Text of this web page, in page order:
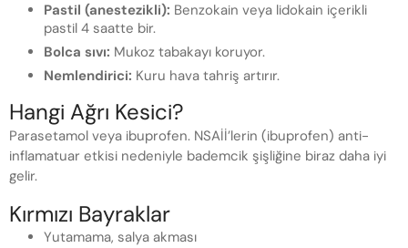
Pastil (anestezikli): Benzokain veya lidokain içerikli
pastil 4 saatte bir.
Bolca sıvı: Mukoz tabakayı koruyor.
Nemlendirici: Kuru hava tahriş artırır.
Hangi Ağrı Kesici?
Parasetamol veya ibuprofen. NSAİİ’lerin (ibuprofen) anti-
inflamatuar etkisi nedeniyle bademcik şişliğine biraz daha iyi
gelir.
Kırmızı Bayraklar
Yutamama, salya akması